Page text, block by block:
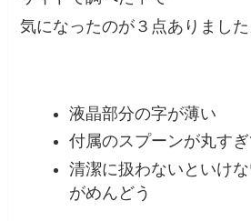
気になったのが３点ありました
液晶部分の字が薄い
付属のスプーンが丸す
清潔に扱わないといけ
がめんどう